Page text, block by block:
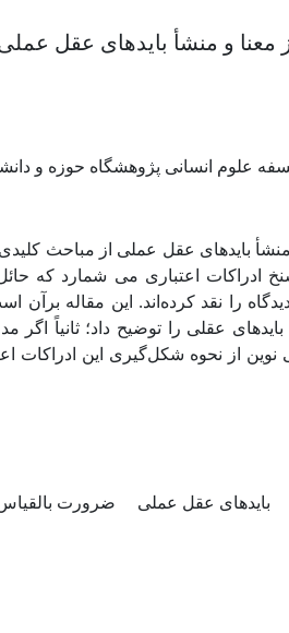
معنا و منشأ بایدهای عقل
علوم انسانی پژوهشگاه حوزه و
منشأ بایدهای عقل عملی از مباحث
سنخ ادراکات اعتباری می شمارد که
دیدگاه را نقد کرده‌اند. این مقاله
عقلی را توضیح داد؛ ثانیاً
نوین از نحوه شکل‌گیری این ادراکات
بایدهای عقل عملی ضرورت بالقیاس